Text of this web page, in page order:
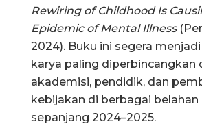
Rewiring of Childhood Is
Epidemic of Mental Illness
2024). Buku ini segera
karya paling diperbincangkan
akademisi, pendidik, dan
kebijakan di berbagai belahan
sepanjang 2024–2025.